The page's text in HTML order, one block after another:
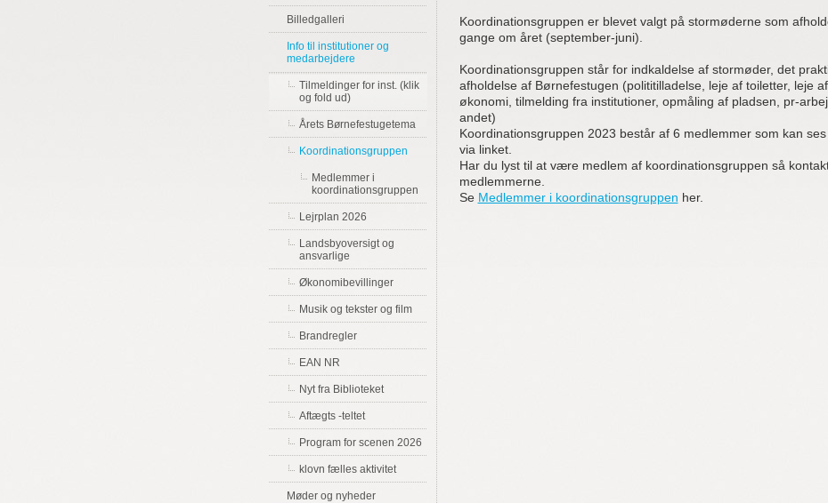
Billedgalleri
Info til institutioner og
medarbejdere
Tilmeldinger for inst. (klik
og fold ud)
Årets Børnefestugetema
Koordinationsgruppen
Medlemmer i
koordinationsgruppen
Lejrplan 2026
Landsbyoversigt og
ansvarlige
Økonomibevillinger
Musik og tekster og film
Brandregler
EAN NR
Nyt fra Biblioteket
Aftægts -teltet
Program for scenen 2026
klovn fælles aktivitet
Møder og nyheder
Koordinationsgruppen er blevet valgt på stormøderne som
gange om året (september-juni).
Koordinationsgruppen står for indkaldelse af stormøder, det
afholdelse af Børnefestugen (polititilladelse, leje af toiletter, leje
økonomi, tilmelding fra institutioner, opmåling af pladsen, pr-
andet)
Koordinationsgruppen 2023 består af 6 medlemmer som kan
via linket.
Har du lyst til at være medlem af koordinationsgruppen så
medlemmerne.
Se Medlemmer i koordinationsgruppen her.